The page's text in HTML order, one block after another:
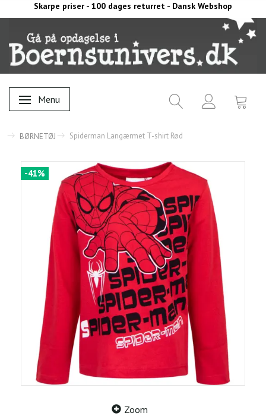
Skarpe priser - 100 dages returret - Dansk Webshop
Skifte navigation
Menu
BØRNETØJ Spiderman Langærmet T-shirt Rød
-41%
Zoom